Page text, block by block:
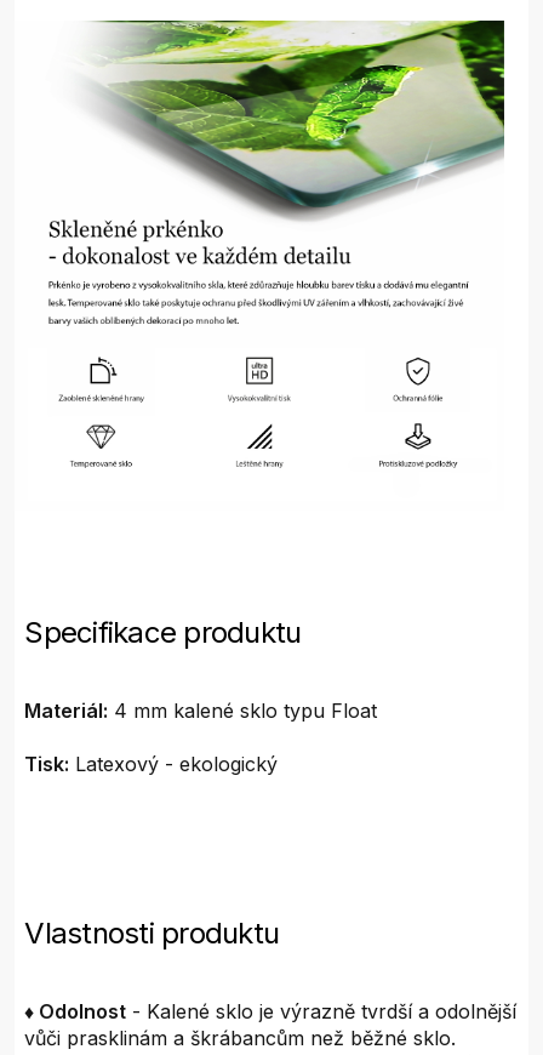
Specifikace produktu
Materiál: 4 mm kalené sklo typu Float
Tisk: Latexový - ekologický
Vlastnosti produktu
♦ Odolnost - Kalené sklo je výrazně tvrdší a odolnější
vůči prasklinám a škrábancům než běžné sklo.